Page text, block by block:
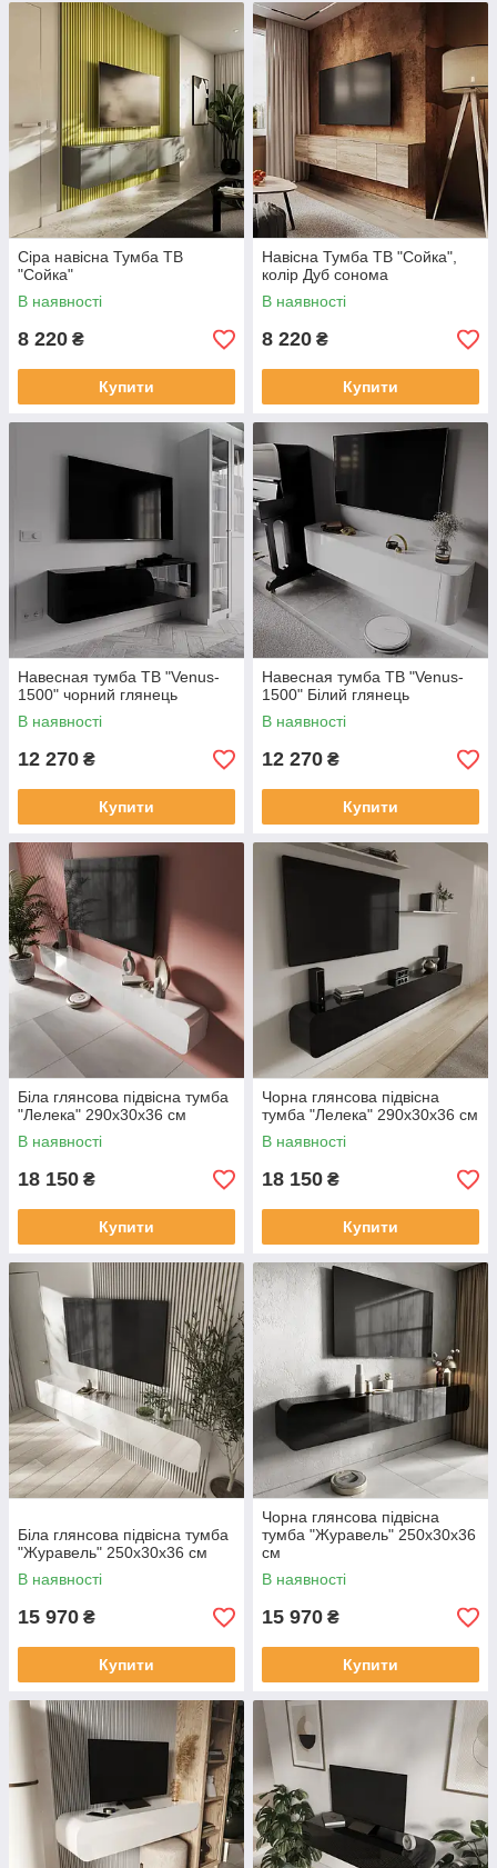
Сіра навісна Тумба ТВ
"Сойка"
В наявності
8 220 ₴
Купити
Навісна Тумба ТВ "Сойка",
колір Дуб сонома
В наявності
8 220 ₴
Купити
Навесная тумба ТВ "Venus-
1500" чорний глянець
В наявності
12 270 ₴
Купити
Навесная тумба ТВ "Venus-
1500" Білий глянець
В наявності
12 270 ₴
Купити
Біла глянсова підвісна тумба
"Лелека" 290х30х36 см
В наявності
18 150 ₴
Купити
Чорна глянсова підвісна
тумба "Лелека" 290х30х36 см
В наявності
18 150 ₴
Купити
Біла глянсова підвісна тумба
"Журавель" 250х30х36 см
В наявності
15 970 ₴
Купити
Чорна глянсова підвісна
тумба "Журавель" 250х30х36
см
В наявності
15 970 ₴
Купити